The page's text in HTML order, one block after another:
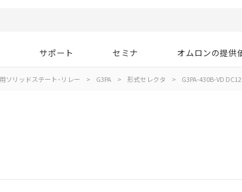
サポート セミナ オムロンの提供
ソリッドステート･リレー > G3PA > 形式セレクタ > G3PA-430B-VD